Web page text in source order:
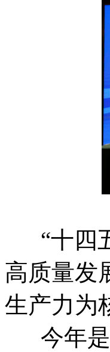
“十四五
高质量发
生产力为
今年是